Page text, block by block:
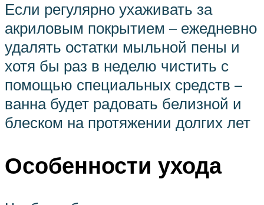
Если регулярно ухаживать за
акриловым покрытием – ежедневно
удалять остатки мыльной пены и
хотя бы раз в неделю чистить с
помощью специальных средств –
ванна будет радовать белизной и
блеском на протяжении долгих лет
Особенности ухода